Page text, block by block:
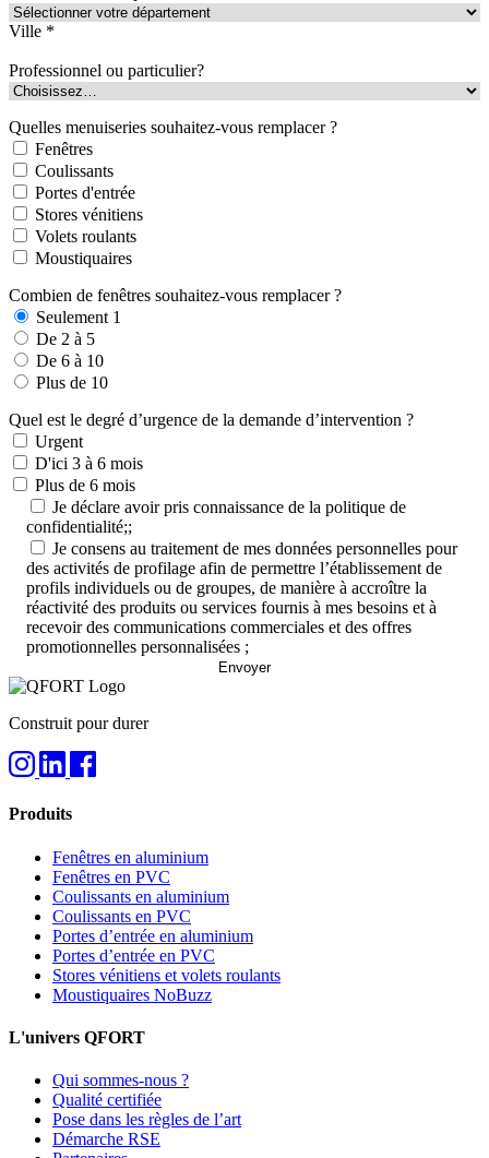
Ville *
Professionnel ou particulier?
Quelles menuiseries souhaitez-vous remplacer ?
Fenêtres
Coulissants
Portes d'entrée
Stores vénitiens
Volets roulants
Moustiquaires
Combien de fenêtres souhaitez-vous remplacer ?
Seulement 1
De 2 à 5
De 6 à 10
Plus de 10
Quel est le degré d’urgence de la demande d’intervention ?
Urgent
D'ici 3 à 6 mois
Plus de 6 mois
Je déclare avoir pris connaissance de la politique de
confidentialité;;
Je consens au traitement de mes données personnelles pour
des activités de profilage afin de permettre l’établissement de
profils individuels ou de groupes, de manière à accroître la
réactivité des produits ou services fournis à mes besoins et à
recevoir des communications commerciales et des offres
promotionnelles personnalisées ;
Construit pour durer
Produits
Fenêtres en aluminium
Fenêtres en PVC
Coulissants en aluminium
Coulissants en PVC
Portes d’entrée en aluminium
Portes d’entrée en PVC
Stores vénitiens et volets roulants
Moustiquaires NoBuzz
L'univers QFORT
Qui sommes-nous ?
Qualité certifiée
Pose dans les règles de l’art
Démarche RSE